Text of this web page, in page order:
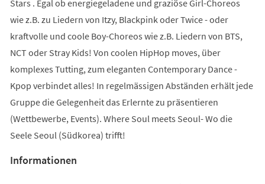
Stars . Egal ob energiegeladene und graziöse Girl-Choreos
wie z.B. zu Liedern von Itzy, Blackpink oder Twice - oder
kraftvolle und coole Boy-Choreos wie z.B. Liedern von BTS,
NCT oder Stray Kids! Von coolen HipHop moves, über
komplexes Tutting, zum eleganten Contemporary Dance -
Kpop verbindet alles! In regelmässigen Abständen erhält jede
Gruppe die Gelegenheit das Erlernte zu präsentieren
(Wettbewerbe, Events). Where Soul meets Seoul- Wo die
Seele Seoul (Südkorea) trifft!
Informationen